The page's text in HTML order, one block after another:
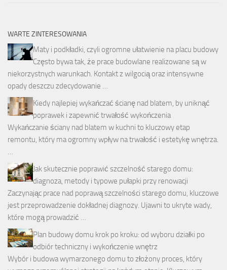
WARTE ZINTERESOWANIA
Maty i podkładki, czyli ogromne ułatwienie na placu budowy
Często bywa tak, że prace budowlane realizowane są w
niekorzystnych warunkach. Kontakt z wilgocią oraz intensywne
opady deszczu zdecydowanie …
Kiedy najlepiej wykańczać ścianę nad blatem, by uniknąć
poprawek i zapewnić trwałość wykończenia
Wykańczanie ściany nad blatem w kuchni to kluczowy etap
remontu, który ma ogromny wpływ na trwałość i estetykę wnętrza.
…
Jak skutecznie poprawić szczelność starego domu:
diagnoza, metody i typowe pułapki przy renowacji
Zaczynając prace nad poprawą szczelności starego domu, kluczowe
jest przeprowadzenie dokładnej diagnozy. Ujawni to ukryte wady,
które mogą prowadzić …
Plan budowy domu krok po kroku: od wyboru działki po
odbiór techniczny i wykończenie wnętrz
Wybór i budowa wymarzonego domu to złożony proces, który